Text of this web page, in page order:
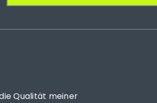
Qualität meiner